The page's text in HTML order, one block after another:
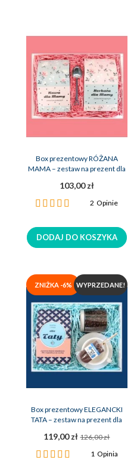
Box prezentowy RÓŻANA
MAMA – zestaw na prezent dla
103,00 zł
Ocena:
2Opinie
DODAJ DO KOSZYKA
ZNIŻKA -6% WYPRZEDANE!
Box prezentowy ELEGANCKI
TATA – zestaw na prezent dla
119,00 zł 126,00 zł
Ocena:
1 Opinia